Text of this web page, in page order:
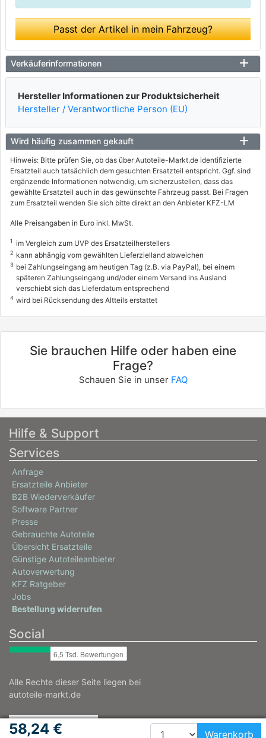
Passt der Artikel in mein Fahrzeug?
Verkäuferinformationen
Hersteller Informationen zur Produktsicherheit
Hersteller / Verantwortliche Person (EU)
Wird häufig zusammen gekauft
Hinweis: Bitte prüfen Sie, ob das über Autoteile-Markt.de identifizierte
Ersatzteil auch tatsächlich dem gesuchten Ersatzteil entspricht. Ggf. sind
ergänzende Informationen notwendig, um sicherzustellen, dass das
gewählte Ersatzteil auch in das gewünschte Fahrzeug passt. Bei Fragen
zum Ersatzteil wenden Sie sich bitte direkt an den Anbieter KFZ-LM
Alle Preisangaben in Euro inkl. MwSt.
1 im Vergleich zum UVP des Ersatzteilherstellers
2 kann abhängig vom gewählten Lieferzielland abweichen
3 bei Zahlungseingang am heutigen Tag (z.B. via PayPal), bei einem
späteren Zahlungseingang und/oder einem Versand ins Ausland
verschiebt sich das Lieferdatum entsprechend
4 wird bei Rücksendung des Altteils erstattet
58,24 € Warenkorb
Sie brauchen Hilfe oder haben eine
Frage?
Schauen Sie in unser FAQ
Hilfe & Support
Services
Anfrage
Ersatzteile Anbieter
B2B Wiederverkäufer
Software Partner
Presse
Gebrauchte Autoteile
Übersicht Ersatzteile
Günstige Autoteileanbieter
Autoverwertung
KFZ Ratgeber
Jobs
Bestellung widerrufen
Social
Alle Rechte dieser Seite liegen bei
autoteile-markt.de